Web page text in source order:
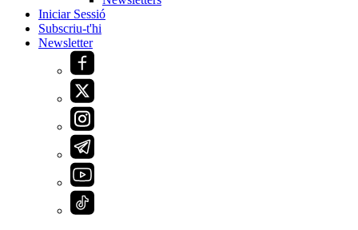
Iniciar Sessió
Subscriu-t'hi
Newsletter